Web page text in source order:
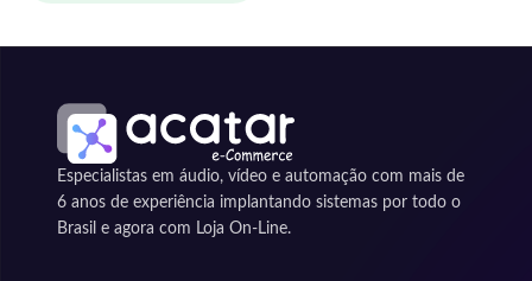
Especialistas em áudio, vídeo e automação com mais de
6 anos de experiência implantando sistemas por todo o
Brasil e agora com Loja On-Line.